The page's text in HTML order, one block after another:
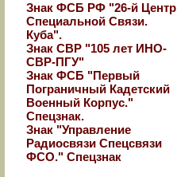
Знак ФСБ РФ "26-й Центр
Специальной Связи.
Куба".
Знак СВР "105 лет ИНО-
СВР-ПГУ"
Знак ФСБ "Первый
Пограничный Кадетский
Военный Корпус."
Спецзнак.
Знак "Управление
Радиосвязи Спецсвязи
ФСО." Спецзнак